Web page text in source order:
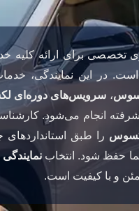
تخصصی برای ارائه کلیه
است. در این نمایندگی،
، سرویس‌های دوره‌ای
انجام می‌شود.
را طبق استانداردهای
حفظ شود. انتخاب
و با کیفیت است.